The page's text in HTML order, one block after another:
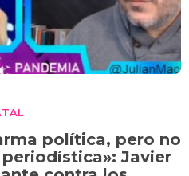
política, pero no
Javier